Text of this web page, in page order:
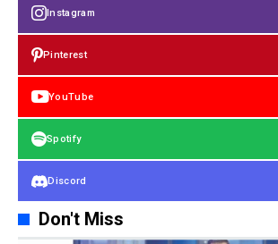
Instagram
Pinterest
YouTube
Spotify
Discord
Don't Miss